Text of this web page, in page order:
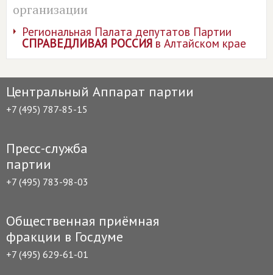
организации
Региональная Палата депутатов Партии
СПРАВЕДЛИВАЯ РОССИЯв Алтайском крае
Центральный Аппарат партии
+7 (495) 787-85-15
Пресс-служба
партии
+7 (495) 783-98-03
Общественная приёмная
фракции в Госдуме
+7 (495) 629-61-01